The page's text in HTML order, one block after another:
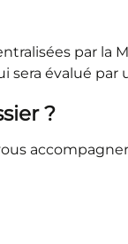
par
sera évalué par
?